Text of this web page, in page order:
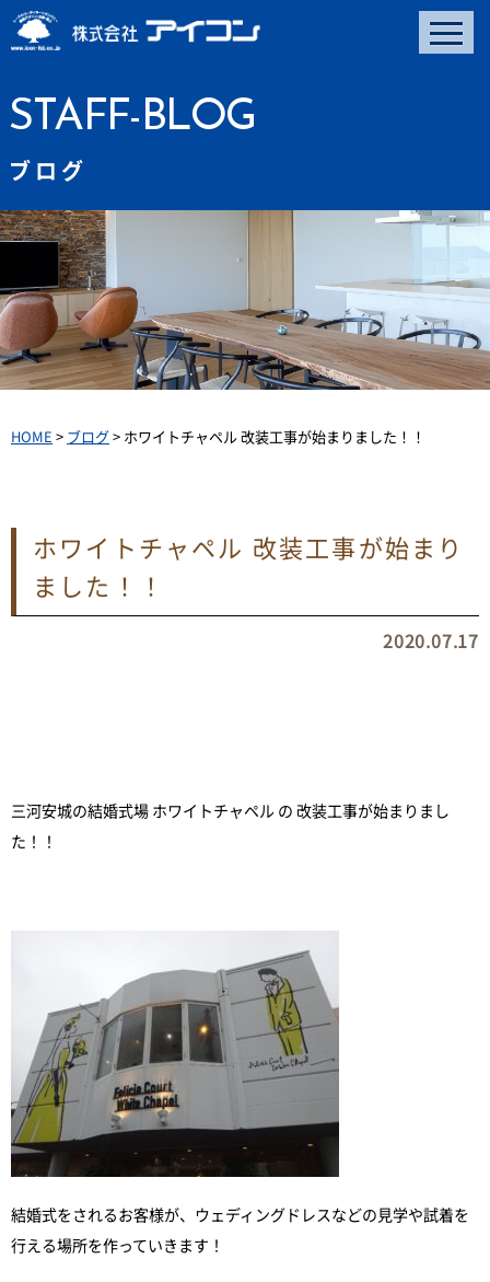
STAFF-BLOG
ブログ
HOME > ブログ> ホワイトチャペル 改装工事が始まりました！！
ホワイトチャペル 改装工事が始まり
ました！！
2020.07.17
三河安城の結婚式場 ホワイトチャペル の 改装工事が始まりまし
た！！
結婚式をされるお客様が、ウェディングドレスなどの見学や試着を
行える場所を作っていきます！